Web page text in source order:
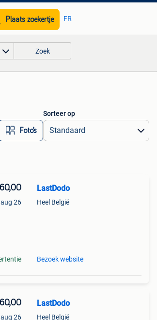
Plaats zoekertje FR
Zoek
Foto’s
Sorteer op
26
LastDodo
Heel België
Bezoek website
26
LastDodo
Heel België